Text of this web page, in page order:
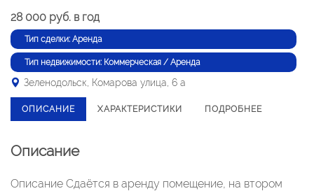
28 000 руб. в год
Тип сделки: Аренда
Тип недвижимости: Коммерческая / Аренда
Зеленодольск, Комарова улица, 6 а
ОПИСАНИЕ ХАРАКТЕРИСТИКИ ПОДРОБНЕЕ
Описание
Описание Сдаётся в аренду помещение, на втором